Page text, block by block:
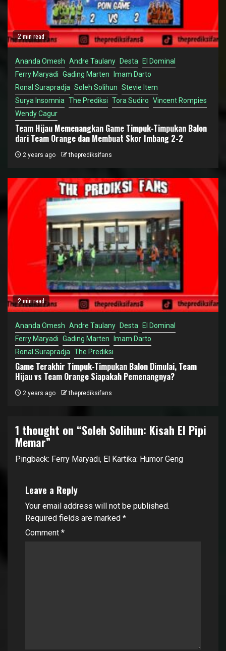
2 min read
Ananda Omesh Andre Taulany Desta El Dominal
Ferry Maryadi Gading Marten Imam Darto
Ronal Surapradja Soleh Solihun Stevie Item
Surya Insomnia The Prediksi Tora Sudiro Vincent Rompies
Wendy Cagur
Team Hijau Memenangkan Game Timpuk-Timpukan Balon
dari Team Orange dan Membuat Skor Imbang 2-2
2 years ago theprediksifans
2 min read
Ananda Omesh Andre Taulany Desta El Dominal
Ferry Maryadi Gading Marten Imam Darto
Ronal Surapradja The Prediksi
Game Terakhir Timpuk-Timpukan Balon Dimulai, Team
Hijau vs Team Orange Siapakah Pemenangnya?
2 years ago theprediksifans
1 thought on “Soleh Solihun: Kisah El Pipi
Memar”
Pingback: Ferry Maryadi, El Kartika: Humor Geng
Leave a Reply
Your email address will not be published.
Required fields are marked *
Comment *